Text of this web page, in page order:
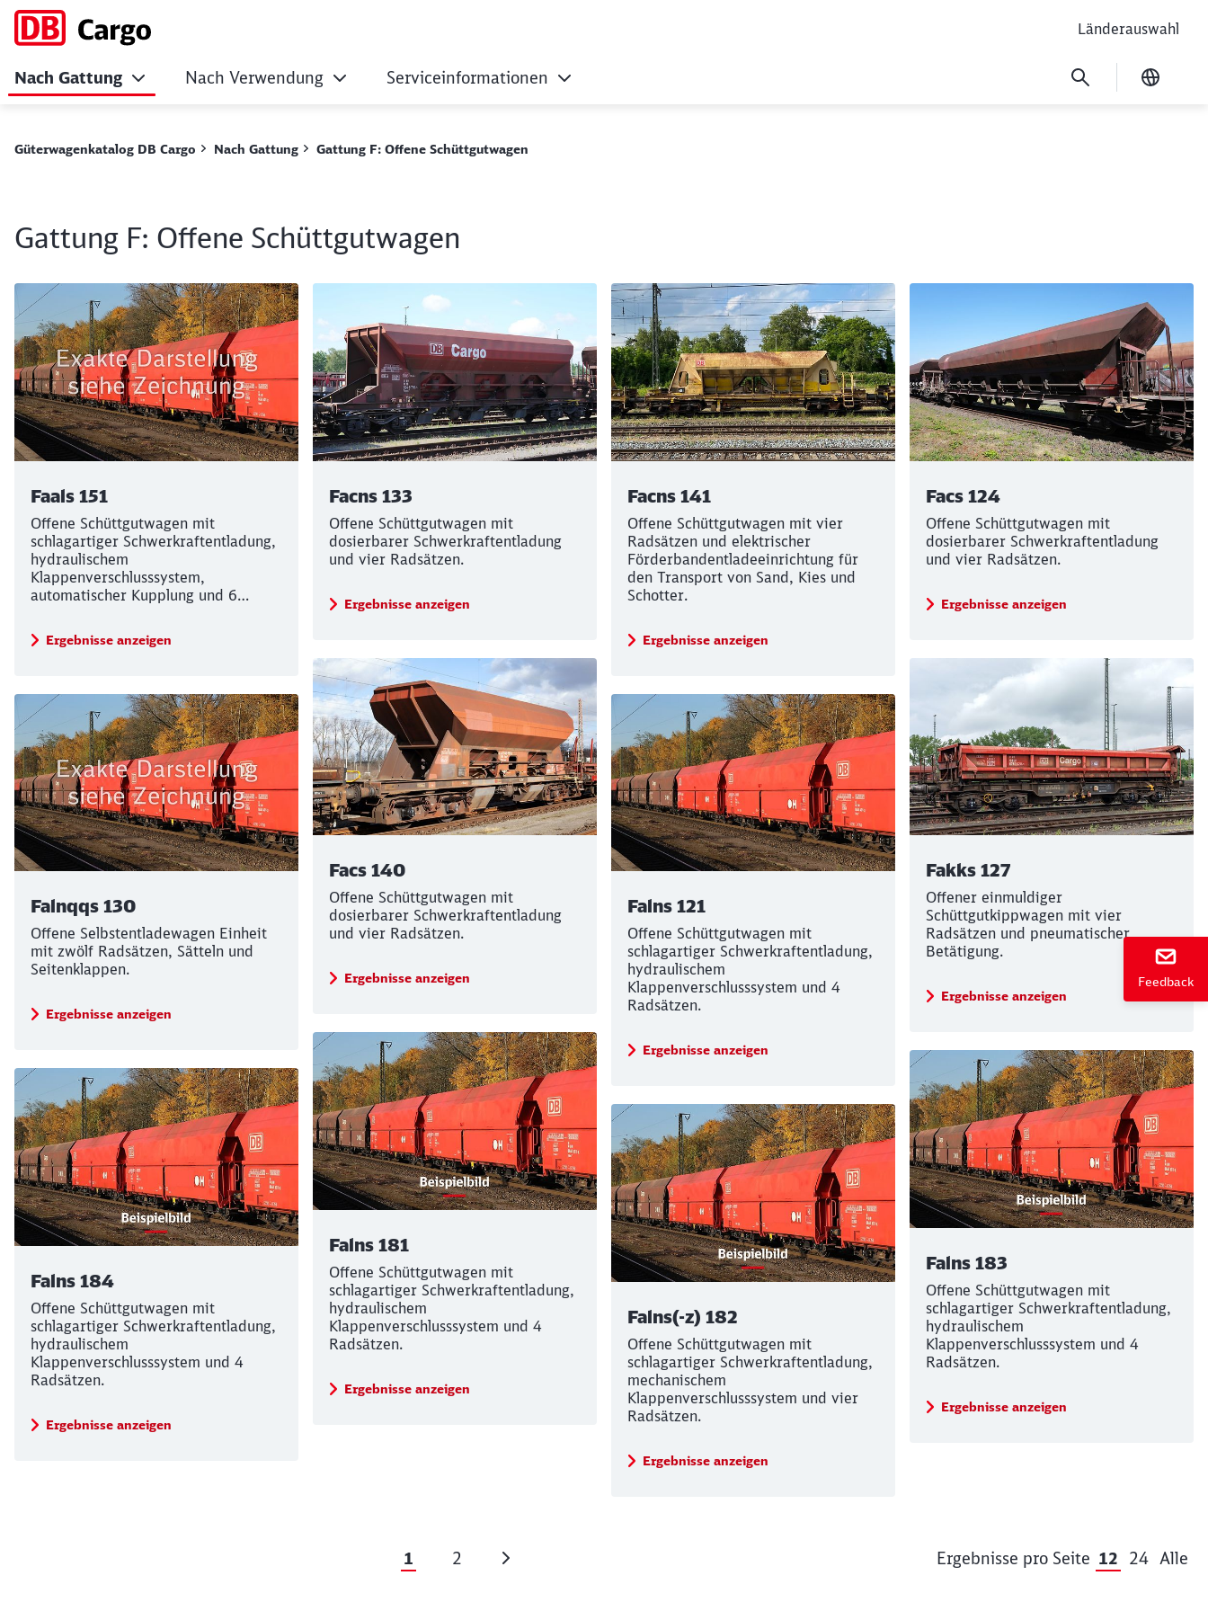
Schließen
Schließen
Gattung F: Offene Schüttgutwagen
Länderauswahl
Nach Gattung Nach Verwendung Serviceinformationen
Feedback
Güterwagenkatalog DB Cargo Nach Gattung Gattung F: Offene Schüttgutwagen
Gattung F: Offene Schüttgutwagen
Faals 151
Offene Schüttgutwagen mit
schlagartiger Schwerkraftentladung,
hydraulischem
Klappenverschlusssystem,
automatischer Kupplung und 6
Ergebnisse anzeigen
Facns 133
Offene Schüttgutwagen mit
dosierbarer Schwerkraftentladung
und vier Radsätzen.
Ergebnisse anzeigen
Facns 141
Offene Schüttgutwagen mit vier
Radsätzen und elektrischer
Förderbandentladeeinrichtung für
den Transport von Sand, Kies und
Schotter.
Ergebnisse anzeigen
Facs 124
Offene Schüttgutwagen mit
dosierbarer Schwerkraftentladung
und vier Radsätzen.
Ergebnisse anzeigen
Facs 140
Offene Schüttgutwagen mit
dosierbarer Schwerkraftentladung
und vier Radsätzen.
Ergebnisse anzeigen
Fakks 127
Offener einmuldiger
Schüttgutkippwagen mit vier
Radsätzen und pneumatischer
Betätigung.
Ergebnisse anzeigen
Falnqqs 130
Offene Selbstentladewagen Einheit
mit zwölf Radsätzen, Sätteln und
Seitenklappen.
Ergebnisse anzeigen
Falns 121
Offene Schüttgutwagen mit
schlagartiger Schwerkraftentladung,
hydraulischem
Klappenverschlusssystem und 4
Radsätzen.
Ergebnisse anzeigen
Falns 181
Offene Schüttgutwagen mit
schlagartiger Schwerkraftentladung,
hydraulischem
Klappenverschlusssystem und 4
Radsätzen.
Ergebnisse anzeigen
Falns 183
Offene Schüttgutwagen mit
schlagartiger Schwerkraftentladung,
hydraulischem
Klappenverschlusssystem und 4
Radsätzen.
Ergebnisse anzeigen
Falns 184
Offene Schüttgutwagen mit
schlagartiger Schwerkraftentladung,
hydraulischem
Klappenverschlusssystem und 4
Radsätzen.
Ergebnisse anzeigen
Falns(-z) 182
Offene Schüttgutwagen mit
schlagartiger Schwerkraftentladung,
mechanischem
Klappenverschlusssystem und vier
Radsätzen.
Ergebnisse anzeigen
1 2 Ergebnisse pro Seite 12 24 Alle
Schließen
weitergeleitet werden?